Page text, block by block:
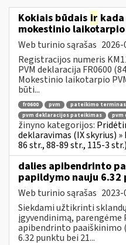
Kokiais būdais ir
mokestinio laikotarpio
Web turinio sąrašas
Registracijos numeris
PVM deklaracija FR0600
Mokestinio laikotarpio
būti...
fr0600 pvm pateikimo terminas
pvm deklaracijos pateikimas
pvm
žinyno kategorijos:
deklaravimas (IX skyrius) »
86 str., 88-89 str., 115-3 str.)
dalies apibendrinto
papildymo nauju 6.32
Web turinio sąrašas
Siekdami užtikrinti sklandų
įgyvendinimą, parengėme
apibendrinto paaiškinimo
6.32 punktu bei 21...